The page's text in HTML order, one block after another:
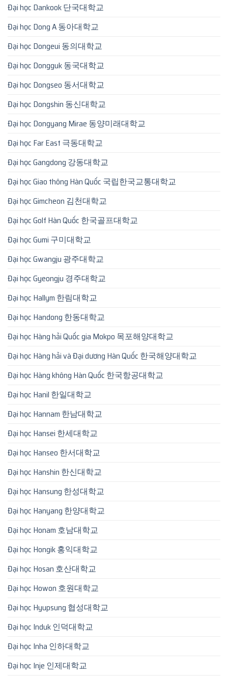
Đại học Dankook 단국대학교
Đại học Dong A 동아대학교
Đại học Dongeui 동의대학교
Đại học Dongguk 동국대학교
Đại học Dongseo 동서대학교
Đại học Dongshin 동신대학교
Đại học Dongyang Mirae 동양미래대학교
Đại học Far East 극동대학교
Đại học Gangdong 강동대학교
Đại học Giao thông Hàn Quốc 국립한국교통대학교
Đại học Gimcheon 김천대학교
Đại học Golf Hàn Quốc 한국골프대학교
Đại học Gumi 구미대학교
Đại học Gwangju 광주대학교
Đại học Gyeongju 경주대학교
Đại học Hallym 한림대학교
Đại học Handong 한동대학교
Đại học Hàng hải Quốc gia Mokpo 목포해양대학교
Đại học Hàng hải và Đại dương Hàn Quốc 한국해양대학교
Đại học Hàng không Hàn Quốc 한국항공대학교
Đại học Hanil 한일대학교
Đại học Hannam 한남대학교
Đại học Hansei 한세대학교
Đại học Hanseo 한서대학교
Đại học Hanshin 한신대학교
Đại học Hansung 한성대학교
Đại học Hanyang 한양대학교
Đại học Honam 호남대학교
Đại học Hongik 홍익대학교
Đại học Hosan 호산대학교
Đại học Howon 호원대학교
Đại học Hyupsung 협성대학교
Đại học Induk 인덕대학교
Đại học Inha 인하대학교
Đại học Inje 인제대학교